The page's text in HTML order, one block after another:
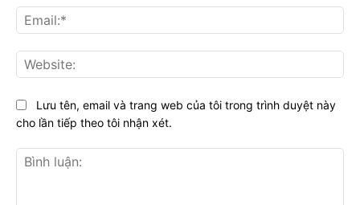
Lưu tên, email và trang web của tôi trong trình duyệt này
cho lần tiếp theo tôi nhận xét.